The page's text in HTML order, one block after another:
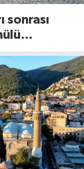
sonrası